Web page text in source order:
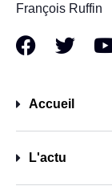
François Ruffin
Accueil
L'actu